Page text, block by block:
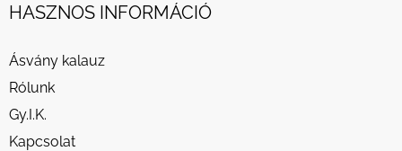
HASZNOS INFORMÁCIÓ
Ásvány kalauz
Rólunk
Gy.I.K.
Kapcsolat